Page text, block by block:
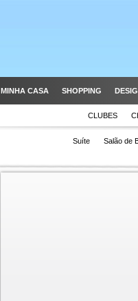
MINHA CASA SHOPPING
CLUBES
Suíte Salão de